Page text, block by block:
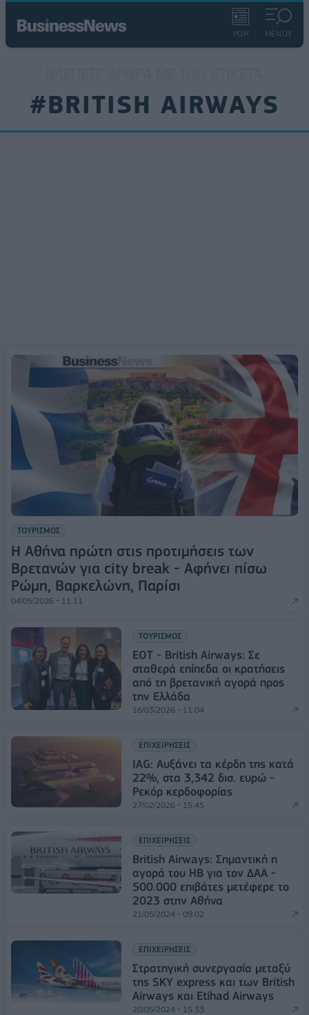
ΡΟΗ ΜΕΝΟΥ
#BRITISH AIRWAYS
ΤΟΥΡΙΣΜΟΣ
Η Αθήνα πρώτη στις προτιμήσεις των
Βρετανών για city break - Αφήνει πίσω
Ρώμη, Βαρκελώνη, Παρίσι
04/05/2026 - 11:11
ΤΟΥΡΙΣΜΟΣ
ΕΟΤ - British Airways: Σε
σταθερά επίπεδα οι κρατήσεις
από τη βρετανική αγορά προς
την Ελλάδα
16/03/2026 - 11:04
ΕΠΙΧΕΙΡΗΣΕΙΣ
IAG: Αυξάνει τα κέρδη της κατά
22%, στα 3,342 δισ. ευρώ -
Ρεκόρ κερδοφορίας
27/02/2026 - 15:45
ΕΠΙΧΕΙΡΗΣΕΙΣ
British Airways: Σημαντική η
αγορά του ΗΒ για τον ΔΑΑ -
500.000 επιβάτες μετέφερε το
2023 στην Αθήνα
21/05/2024 - 09:02
ΕΠΙΧΕΙΡΗΣΕΙΣ
Στρατηγική συνεργασία μεταξύ
της SKY express και των British
Airways και Etihad Airways
20/05/2024 - 15:33